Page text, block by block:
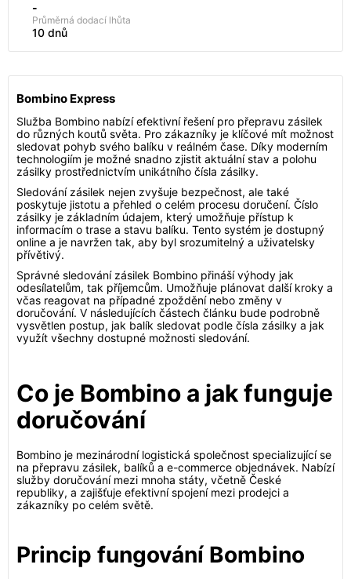
-
Průměrná dodací lhůta
10 dnů
Bombino Express
Služba Bombino nabízí efektivní řešení pro přepravu zásilek
do různých koutů světa. Pro zákazníky je klíčové mít možnost
sledovat pohyb svého balíku v reálném čase. Díky moderním
technologiím je možné snadno zjistit aktuální stav a polohu
zásilky prostřednictvím unikátního čísla zásilky.
Sledování zásilek nejen zvyšuje bezpečnost, ale také
poskytuje jistotu a přehled o celém procesu doručení. Číslo
zásilky je základním údajem, který umožňuje přístup k
informacím o trase a stavu balíku. Tento systém je dostupný
online a je navržen tak, aby byl srozumitelný a uživatelsky
přívětivý.
Správné sledování zásilek Bombino přináší výhody jak
odesílatelům, tak příjemcům. Umožňuje plánovat další kroky a
včas reagovat na případné zpoždění nebo změny v
doručování. V následujících částech článku bude podrobně
vysvětlen postup, jak balík sledovat podle čísla zásilky a jak
využít všechny dostupné možnosti sledování.
Co je Bombino a jak funguje
doručování
Bombino je mezinárodní logistická společnost specializující se
na přepravu zásilek, balíků a e-commerce objednávek. Nabízí
služby doručování mezi mnoha státy, včetně České
republiky, a zajišťuje efektivní spojení mezi prodejci a
zákazníky po celém světě.
Princip fungování Bombino